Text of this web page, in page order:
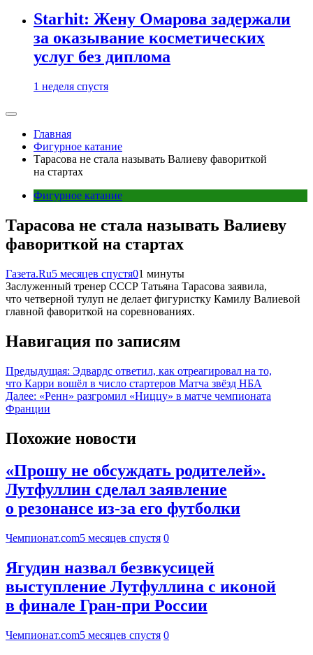
Starhit: Жену Омарова задержали
за оказывание косметических
услуг без диплома
1 неделя спустя
Главная
Фигурное катание
Тарасова не стала называть Валиеву фавориткой
на стартах
Фигурное катание
Тарасова не стала называть Валиеву
фавориткой на стартах
Газета.Ru5 месяцев спустя01 минуты
Заслуженный тренер СССР Татьяна Тарасова заявила,
что четверной тулуп не делает фигуристку Камилу Валиевой
главной фавориткой на соревнованиях.
Навигация по записям
Предыдущая: Эдвардс ответил, как отреагировал на то,
что Карри вошёл в число стартеров Матча звёзд НБА
Далее: «Ренн» разгромил «Ниццу» в матче чемпионата
Франции
Похожие новости
«Прошу не обсуждать родителей».
Лутфуллин сделал заявление
о резонансе из-за его футболки
Чемпионат.com5 месяцев спустя 0
Ягудин назвал безвкусицей
выступление Лутфуллина с иконой
в финале Гран-при России
Чемпионат.com5 месяцев спустя 0